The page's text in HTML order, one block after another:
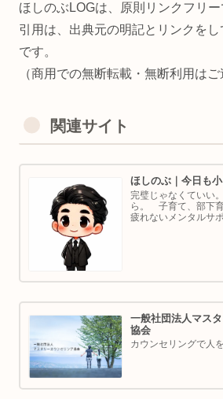
ほしのぶLOGは、原則リンクフリー
引用は、出典元の明記とリンクを
です。
（商用での無断転載・無断利用はご
関連サイト
ほしのぶ｜今日も
完璧じゃなくていい
ら。 子育て、部下
疲れないメンタルサ
一般社団法人マス
協会
カウンセリングで人